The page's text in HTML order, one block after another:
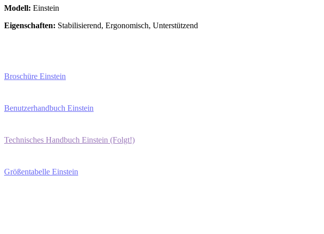
Modell: Einstein
Eigenschaften: Stabilisierend, Ergonomisch, Unterstützend
Broschüre Einstein
Benutzerhandbuch Einstein
Technisches Handbuch Einstein (Folgt!)
Größentabelle Einstein